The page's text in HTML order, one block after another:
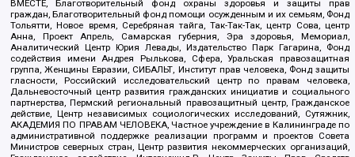
ВМЕСТЕ, Благотворительный фонд охраны здоровья и защиты прав
граждан, Благотворительный фонд помощи осужденным и их семьям, Фонд
Тольятти, Новое время, Серебряная тайга, Так-Так-Так, центр Сова, центр
Анна, Проект Апрель, Самарская губерния, Эра здоровья, Мемориал,
Аналитический Центр Юрия Левады, Издательство Парк Гагарина, Фонд
содействия имени Андрея Рылькова, Сфера, Уральская правозащитная
группа, Женщины Евразии, СИБАЛЬТ, Институт прав человека, Фонд защиты
гласности, Российский исследовательский центр по правам человека,
Дальневосточный центр развития гражданских инициатив и социального
партнерства, Пермский региональный правозащитный центр, Гражданское
действие, Центр независимых социологических исследований, Сутяжник,
АКАДЕМИЯ ПО ПРАВАМ ЧЕЛОВЕКА, Частное учреждение в Калининграде по
административной поддержке реализации программ и проектов Совета
Министров северных стран, Центр развития некоммерческих организаций,